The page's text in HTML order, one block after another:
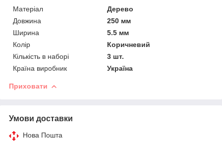
Матеріал
Дерево
Довжина
250 мм
Ширина
5.5 мм
Колір
Коричневий
Кількість в наборі
3 шт.
Країна виробник
Україна
Приховати
Умови доставки
Нова Пошта